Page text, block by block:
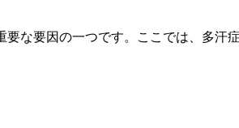
要な要因の一つです。ここでは、多汗